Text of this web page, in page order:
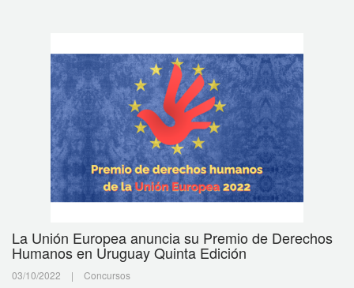
La Unión Europea anuncia su Premio de Derechos
Humanos en Uruguay Quinta Edición
03/10/2022 | Concursos